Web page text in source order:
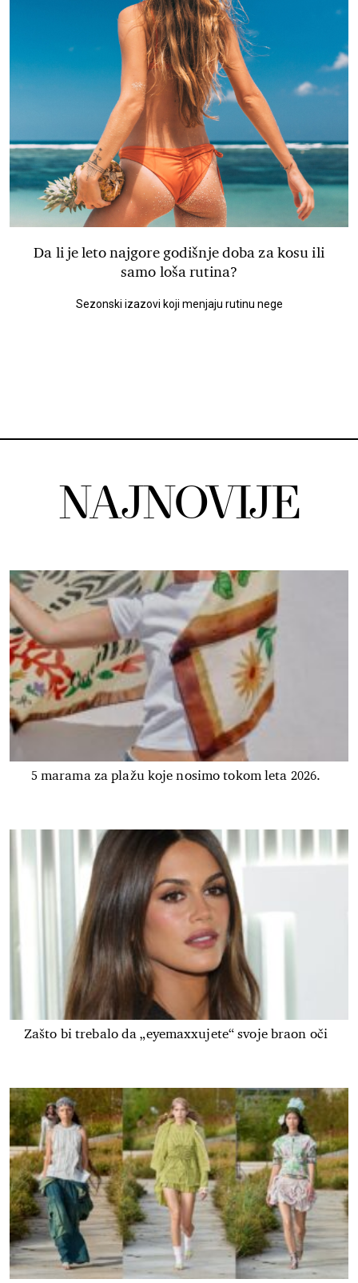
Da li je leto najgore godišnje doba za kosu ili
samo loša rutina?
Sezonski izazovi koji menjaju rutinu nege
NAJNOVIJE
5 marama za plažu koje nosimo tokom leta 2026.
Zašto bi trebalo da „eyemaxxujete“ svoje braon oči